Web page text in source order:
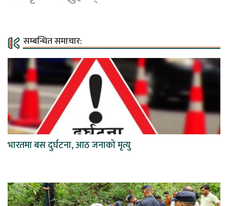
सम्बन्धित समाचार:
भारतमा बस दुर्घटना, आठ जनाको मृत्यु